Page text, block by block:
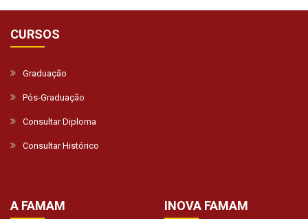
CURSOS
Graduação
Pós-Graduação
Consultar Diploma
Consultar Histórico
A FAMAM INOVA FAMAM